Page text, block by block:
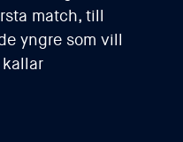
match, till
yngre som vill